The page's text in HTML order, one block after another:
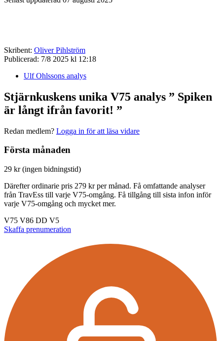
Skribent: Oliver Pihlström
Publicerad: 7/8 2025 kl 12:18
Ulf Ohlssons analys
Stjärnkuskens unika V75 analys ” Spiken
är långt ifrån favorit! ”
Redan medlem? Logga in för att läsa vidare
Första månaden
29 kr (ingen bidningstid)
Därefter ordinarie pris 279 kr per månad. Få omfattande analyser
från TravEss till varje V75-omgång. Få tillgång till sista infon inför
varje V75-omgång och mycket mer.
V75 V86 DD V5
Skaffa prenumeration